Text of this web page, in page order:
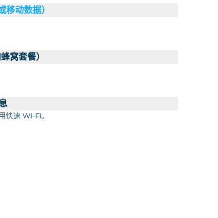
动数据）
窝套餐）
快速 Wi-Fi。